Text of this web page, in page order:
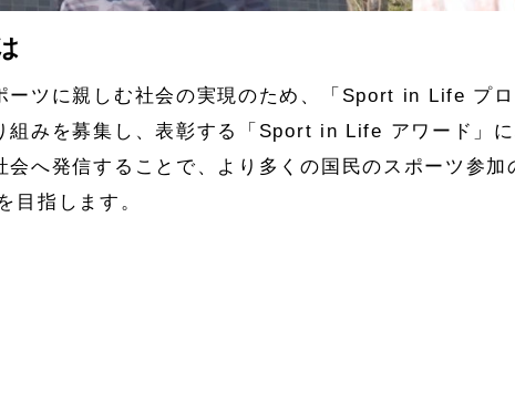
ーツに親しむ社会の実現のため、「Sport in Life プ
組みを募集し、表彰する「Sport in Life アワード」
へ発信することで、より多くの国民のスポーツ参加
目指します。